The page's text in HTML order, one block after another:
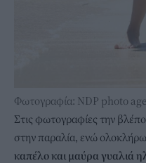
Φωτογραφία: NDP photo
Στις φωτογραφίες την
στην παραλία, ενώ
καπέλο και μαύρα γυαλιά